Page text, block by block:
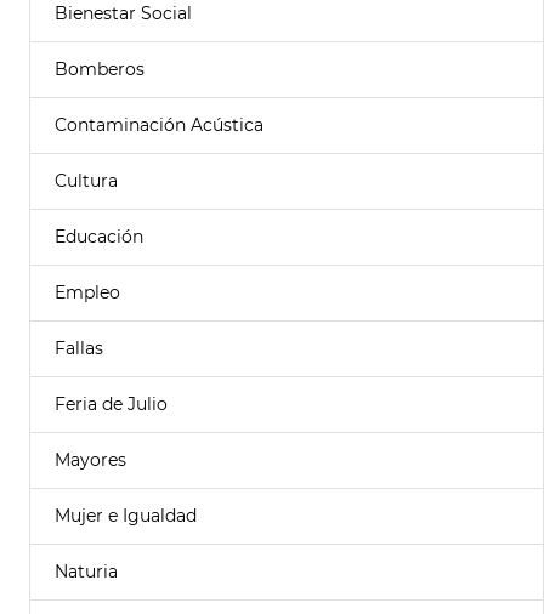
Bienestar Social
Bomberos
Contaminación Acústica
Cultura
Educación
Empleo
Fallas
Feria de Julio
Mayores
Mujer e Igualdad
Naturia